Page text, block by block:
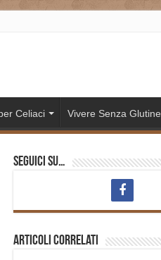
Celiaci Vivere Senza Glutine
Seguici su…
Articoli correlati